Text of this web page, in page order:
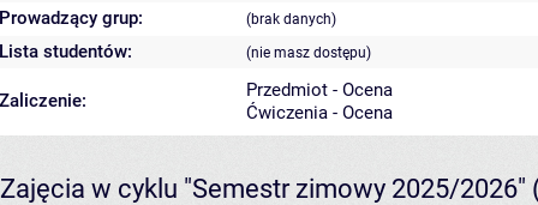
Prowadzący grup: (brak danych)
Lista studentów: (nie masz dostępu)
Zaliczenie:
Przedmiot - Ocena
Ćwiczenia - Ocena
Zajęcia w cyklu "Semestr zimowy 2025/2026"